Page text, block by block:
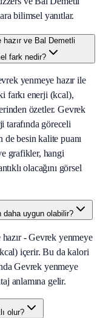
bilimsel yanıtlar.
ve Bal Demetli
fark nedir?
yenmeye hazır ile
farkı enerji (kcal),
özetler. Gevrek
tarafında göreceli
besin kalite puanı
grafikler, hangi
olacağını görsel
uygun olabilir?
hazır - Gevrek yenmeye
içerir. Bu da kalori
Gevrek yenmeye
anlamına gelir.
olur?